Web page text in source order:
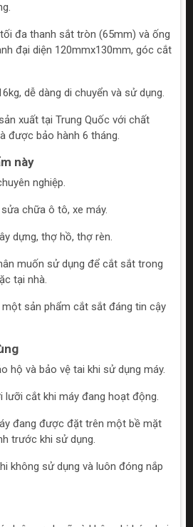
đa thanh sắt tròn (65mm) và ống
đại diện 120mmx130mm, góc cắt
dễ dàng di chuyển và sử dụng.
xuất tại Trung Quốc với chất
được bảo hành 6 tháng.
này
nghiệp.
chữa ô tô, xe máy.
dựng, thợ hồ, thợ rèn.
muốn sử dụng để cắt sắt trong
tại nhà.
sản phẩm cắt sắt đáng tin cậy
hộ và bảo vệ tai khi sử dụng máy.
lưỡi cắt khi máy đang hoạt động.
đang được đặt trên một bề mặt
trước khi sử dụng.
không sử dụng và luôn đóng nắp